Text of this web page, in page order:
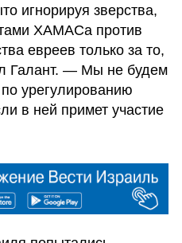
игнорируя зверства,
ХАМАСа против
евреев только за то,
Галант. — Мы не будем
урегулированию
в ней примет участие